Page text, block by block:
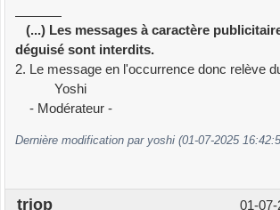
(...) Les messages à caractère
déguisé sont interdits.
2. Le message en l'occurrence donc relève
Yoshi
- Modérateur -
Dernière modification par yoshi (01-07-2025
01-07-
triop